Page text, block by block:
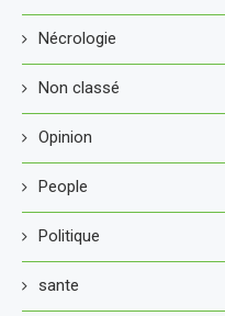
Nécrologie
Non classé
Opinion
People
Politique
sante